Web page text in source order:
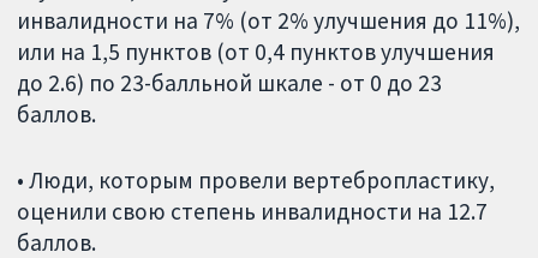
инвалидности на 7% (от 2% улучшения до 11%),
или на 1,5 пунктов (от 0,4 пунктов улучшения
до 2.6) по 23-балльной шкале - от 0 до 23
баллов.
• Люди, которым провели вертебропластику,
оценили свою степень инвалидности на 12.7
баллов.